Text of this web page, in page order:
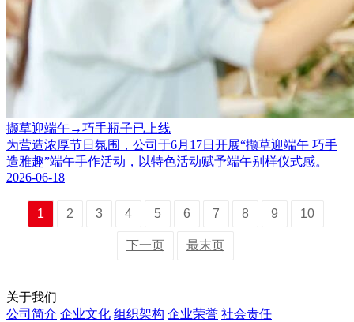
撷草迎端午→巧手瓶子已上线
为营造浓厚节日氛围，公司于6月17日开展“撷草迎端午 巧手
造雅趣”端午手作活动，以特色活动赋予端午别样仪式感。
2026-06-18
1 2 3 4 5 6 7 8 9 10
下一页 最末页
关于我们
公司简介 企业文化 组织架构 企业荣誉 社会责任